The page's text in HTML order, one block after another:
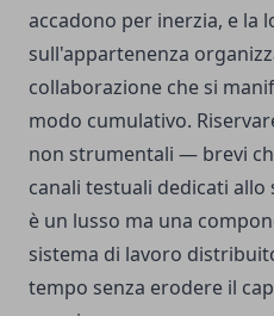
accadono per inerzia, e la
sull'appartenenza
collaborazione che si
modo cumulativo.
non strumentali — brevi
canali testuali dedicati
è un lusso ma una
sistema di lavoro
tempo senza erodere il